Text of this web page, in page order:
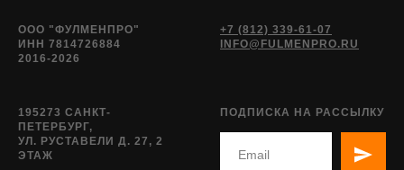
ООО "ФУЛМЕНПРО"
ИНН 7814726884
2016-2026
+7 (812) 339-61-07
INFO@FULMENPRO.RU
195273 САНКТ-
ПЕТЕРБУРГ,
УЛ. РУСТАВЕЛИ Д. 27, 2
ЭТАЖ
ПОДПИСКА НА РАССЫЛКУ